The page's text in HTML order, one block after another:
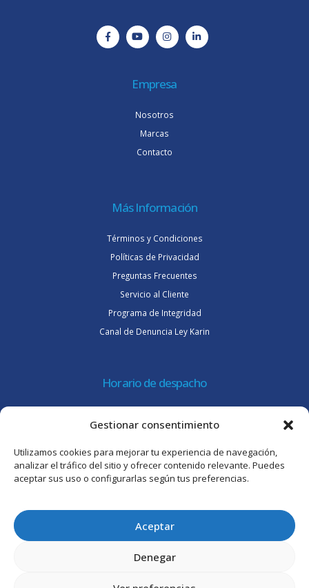
Gestionar consentimiento
Utilizamos cookies para mejorar tu experiencia de navegación,
analizar el tráfico del sitio y ofrecer contenido relevante. Puedes
aceptar sus uso o configurarlas según tus preferencias.
Aceptar
Denegar
Empresa
Nosotros
Marcas
Contacto
Más Información
Términos y Condiciones
Políticas de Privacidad
Preguntas Frecuentes
Servicio al Cliente
Programa de Integridad
Canal de Denuncia Ley Karin
Horario de despacho
Viernes 8:30 a 15:30 hrs.
Atención al cliente
Lunes a jueves de 09:00 a 17:45 hrs.